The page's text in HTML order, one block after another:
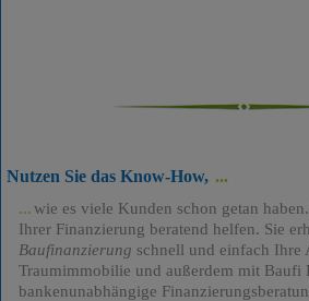
Nutzen Sie das Know-How,
wie es viele Kunden schon getan
Ihrer Finanzierung beratend helfen. Sie
Baufinanzierung schnell und einfach Ihre
Traumimmobilie und außerdem mit Baufi
bankenunabhängige